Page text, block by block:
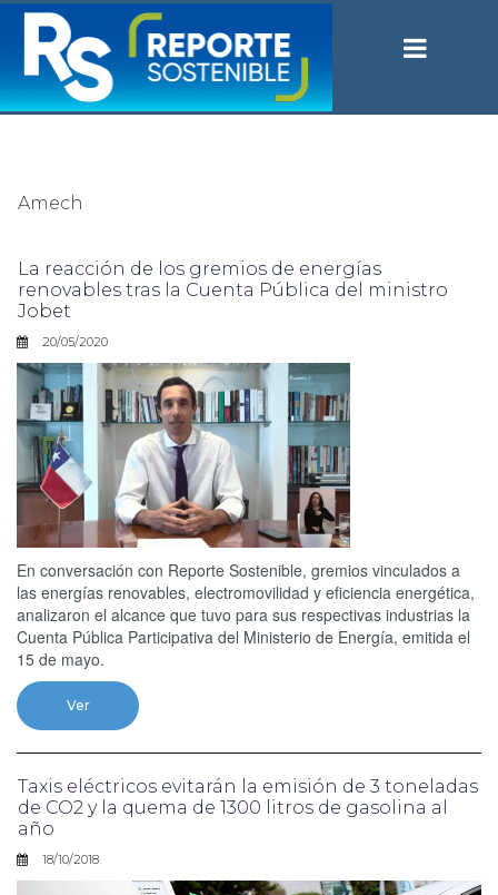
Amech
La reacción de los gremios de energías
renovables tras la Cuenta Pública del ministro
Jobet
20/05/2020
En conversación con Reporte Sostenible, gremios vinculados a
las energías renovables, electromovilidad y eficiencia energética,
analizaron el alcance que tuvo para sus respectivas industrias la
Cuenta Pública Participativa del Ministerio de Energía, emitida el
15 de mayo.
Ver
Taxis eléctricos evitarán la emisión de 3 toneladas
de CO2 y la quema de 1300 litros de gasolina al
año
18/10/2018